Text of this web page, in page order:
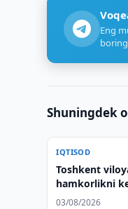
Eng
Shuningdek
IQTISOD
Toshkent
hamkorlikni
03/08/2026